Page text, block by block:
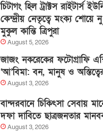
চিটাগং হিল ট্রাক্টস রাইটার্স
কেন্দ্রীয় নেতৃত্বে মংক্য শোয়ে
মুকুল কান্তি ত্রিপুরা
August 5, 2026
জাজং নকরেকের ফটোগ্রাফি
‘আ’বিমা: বন, মানুষ ও
August 3, 2026
বান্দরবানে চিকিৎসা সেবায়
দফা দাবিতে ছাত্রজনতার
August 3, 2026